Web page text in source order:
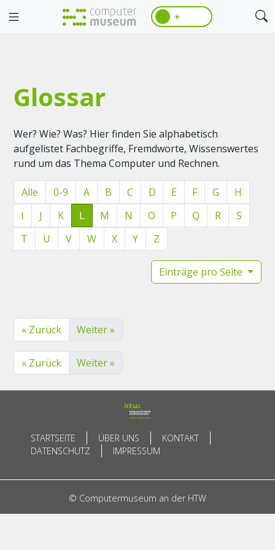
☀️
Glossar
Wer? Wie? Was? Hier finden Sie alphabetisch
aufgelistet Fachbegriffe, Fremdworte, Wissenswertes
rund um das Thema Computer und Rechnen.
Alle 0-9 A B C D E F G
H
I
J K L M N O P Q R
S
T
U V W X Y Z
Einträge pro Seite
« Zurück Weiter »
« Zurück Weiter »
STARTSEITE ÜBER UNS
KONTAKT
DATENSCHUTZ
IMPRESSUM
© Computermuseum an der HTW